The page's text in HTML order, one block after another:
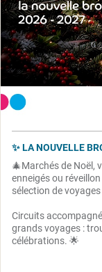
✨ LA NOUVELLE
🎄Marchés de Noël,
enneigés ou
sélection de
Circuits
grands voyages :
célébrations. 🌟